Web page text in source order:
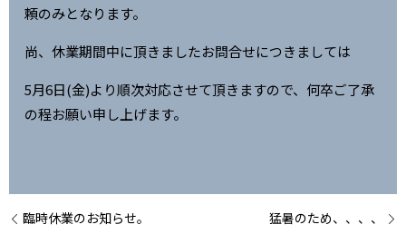
頼のみとなります。
尚、休業期間中に頂きましたお問合せにつきましては
5月6日(金)より順次対応させて頂きますので、何卒ご了承
の程お願い申し上げます。
臨時休業のお知らせ。 猛暑のため、、、、